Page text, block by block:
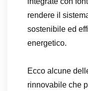
rendere il
sostenibile ed
energetico.
Ecco alcune
rinnovabile che